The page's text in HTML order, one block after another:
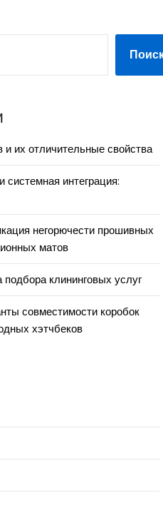
и их отличительные свойства
интеграция:
негорючести прошивных
матов
клининговых услуг
совместимости коробок
хэтчбеков